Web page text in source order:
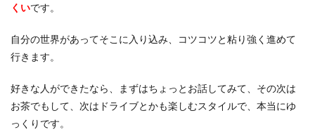
くいです。
自分の世界があってそこに入り込み、コツコツと粘り強く進めて
行きます。
好きな人ができたなら、まずはちょっとお話してみて、その次は
お茶でもして、次はドライブとかも楽しむスタイルで、本当にゆ
っくりです。